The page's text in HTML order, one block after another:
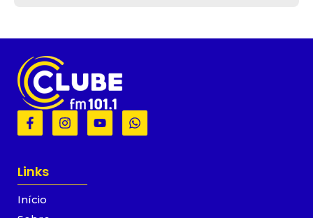
F
a
b
o
k
I
n
Y
o
W
h
Links
Início